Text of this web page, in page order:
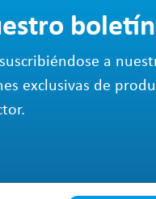
boletín
a
exclusivas de